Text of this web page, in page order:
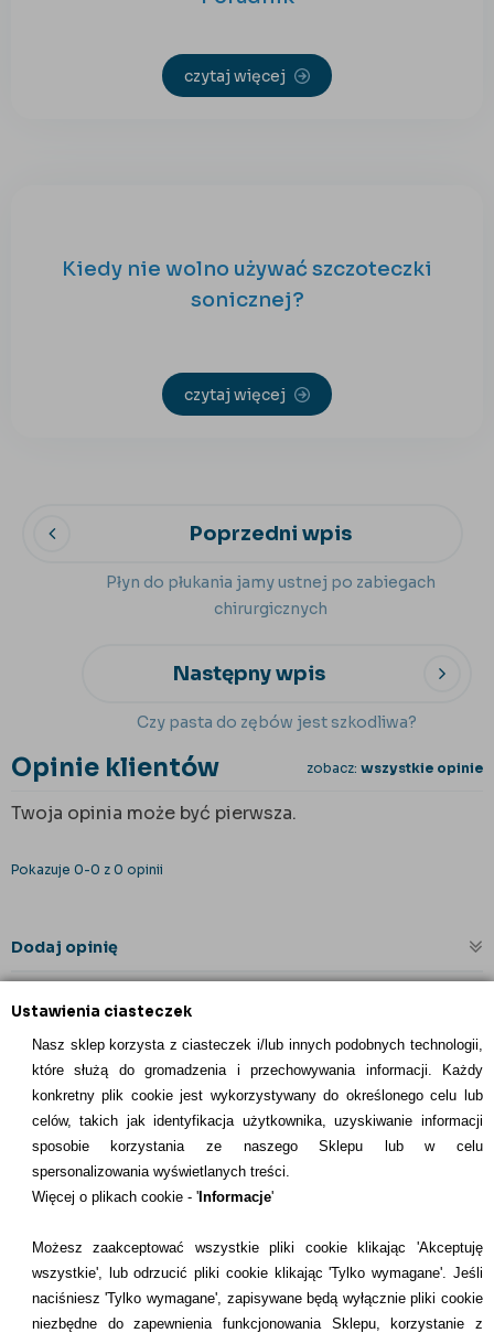
Ustawienia ciasteczek
Nasz sklep korzysta z ciasteczek i/lub innych podobnych technologii,
które służą do gromadzenia i przechowywania informacji. Każdy
konkretny plik cookie jest wykorzystywany do określonego celu lub
celów, takich jak identyfikacja użytkownika, uzyskiwanie informacji
sposobie korzystania ze naszego Sklepu lub w celu
spersonalizowania wyświetlanych treści.
Więcej o plikach cookie - 'Informacje'
Możesz zaakceptować wszystkie pliki cookie klikając 'Akceptuję
wszystkie', lub odrzucić pliki cookie klikając 'Tylko wymagane'. Jeśli
naciśniesz 'Tylko wymagane', zapisywane będą wyłącznie pliki cookie
niezbędne do zapewnienia funkcjonowania Sklepu, korzystanie z
czytaj więcej
Kiedy nie wolno używać szczoteczki
sonicznej?
czytaj więcej
Poprzedni wpis
Płyn do płukania jamy ustnej po zabiegach
chirurgicznych
Następny wpis
Czy pasta do zębów jest szkodliwa?
Opinie klientów zobacz: wszystkie opinie
Twoja opinia może być pierwsza.
Pokazuje 0-0 z 0 opinii
Dodaj opinię
INFORMACJE KONTAKTOWE
Informacje
Formy płatności
Dostawcy